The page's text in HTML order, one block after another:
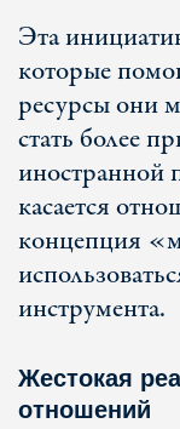
Эта
которые
ресурсы они
стать более
иностранной
касается
концепция
инструмента.
Жестокая
отношений